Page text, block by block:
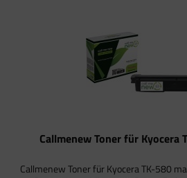
Callmenew Toner für Kyocera
Callmenew Toner für Kyocera TK-580